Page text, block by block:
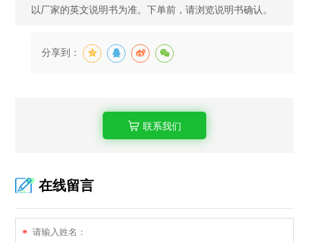
以厂家的英文说明书为准。下单前，请浏览说明书确认。
分享到：
联系我们
在线留言
*